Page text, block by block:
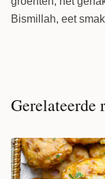
Bismillah, eet
Gerelateerde